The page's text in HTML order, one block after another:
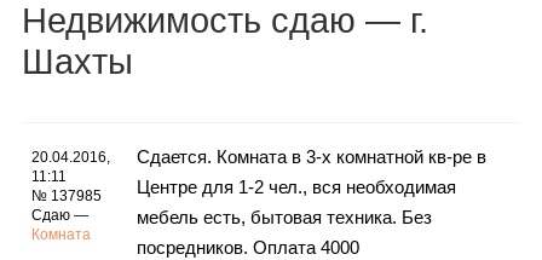
Недвижимость сдаю — г.
Шахты
20.04.2016,
11:11
№ 137985
Сдаю —
Комната
Сдается. Комната в 3-х комнатной кв-ре в
Центре для 1-2 чел., вся необходимая
мебель есть, бытовая техника. Без
посредников. Оплата 4000